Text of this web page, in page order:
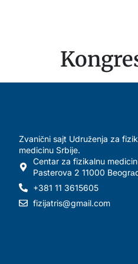
Zvanični sajt Udruženja za
medicinu Srbije.
Centar za fizikalnu
Pasterova 2 11000
+381 11 3615605
fizijatris@gmail.com